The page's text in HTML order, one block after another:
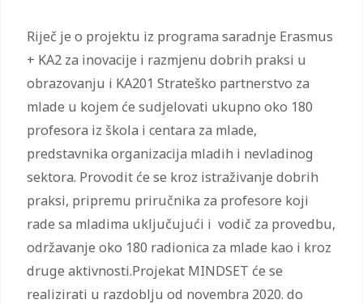
Riječ je o projektu iz programa saradnje Erasmus
+ KA2 za inovacije i razmjenu dobrih praksi u
obrazovanju i KA201 Strateško partnerstvo za
mlade u kojem će sudjelovati ukupno oko 180
profesora iz škola i centara za mlade,
predstavnika organizacija mladih i nevladinog
sektora. Provodit će se kroz istraživanje dobrih
praksi, pripremu priručnika za profesore koji
rade sa mladima uključujući i vodič za provedbu,
održavanje oko 180 radionica za mlade kao i kroz
druge aktivnosti.Projekat MINDSET će se
realizirati u razdoblju od novembra 2020. do